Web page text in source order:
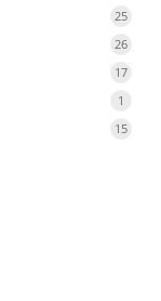
2525
2626
1717
1
1515